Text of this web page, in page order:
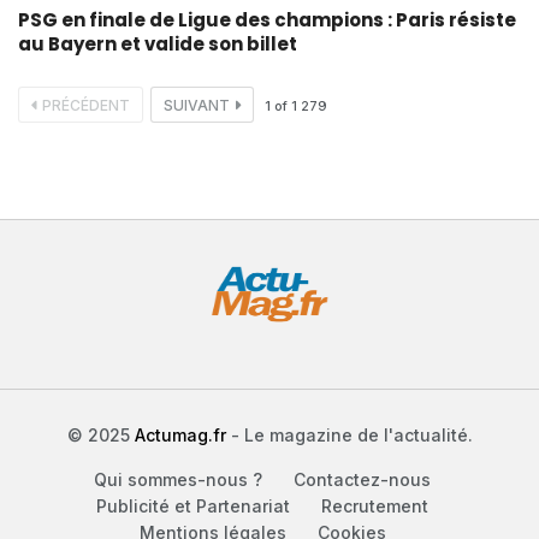
PSG en finale de Ligue des champions : Paris résiste
au Bayern et valide son billet
PRÉCÉDENT SUIVANT 1 of 1 279
© 2025 Actumag.fr- Le magazine de l'actualité.
Qui sommes-nous ?
Contactez-nous
Publicité et Partenariat
Recrutement
Mentions légales
Cookies